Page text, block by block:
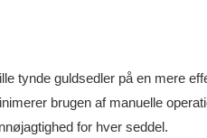
tynde guldsedler på en mere
brugen af ​​manuelle
for hver seddel.